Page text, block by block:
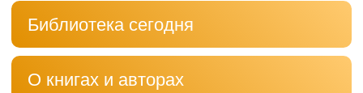
Библиотека сегодня
О книгах и авторах